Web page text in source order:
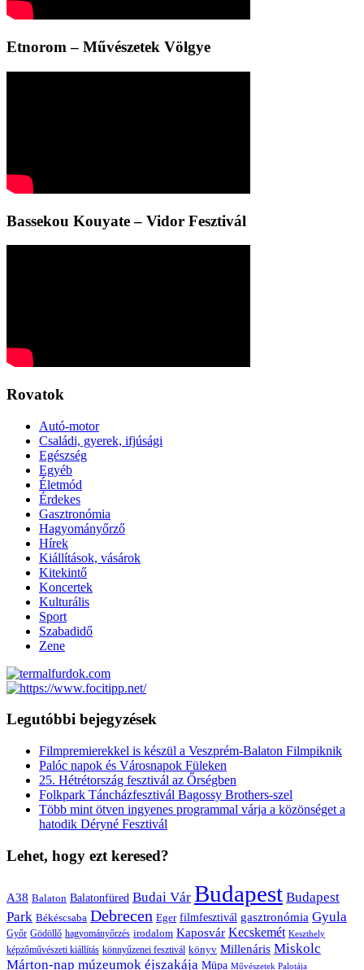
Etnorom – Művészetek Völgye
Bassekou Kouyate – Vidor Fesztivál
Rovatok
Autó-motor
Családi, gyerek, ifjúsági
Egészség
Egyéb
Életmód
Érdekes
Gasztronómia
Hagyományőrző
Hírek
Kiállítások, vásárok
Kitekintő
Koncertek
Kulturális
Sport
Szabadidő
Zene
Legutóbbi bejegyzések
Filmpremierekkel is készül a Veszprém-Balaton Filmpiknik
Palóc napok és Városnapok Füleken
25. Hétrétország fesztivál az Őrségben
Folkpark Táncházfesztivál Bagossy Brothers-szel
Több mint ötven ingyenes programmal várja a közönséget a
hatodik Déryné Fesztivál
Lehet, hogy ezt keresed?
A38 Balaton Balatonfüred Budai Vár Budapest Budapest
Park Békéscsaba Debrecen Eger filmfesztivál gasztronómia Gyula
Győr Gödöllő hagyományőrzés irodalom Kaposvár Kecskemét Keszthely
képzőművészeti kiállítás könnyűzenei fesztivál könyv Millenáris Miskolc
Márton-nap múzeumok éjszakája Müpa Művészetek Palotája